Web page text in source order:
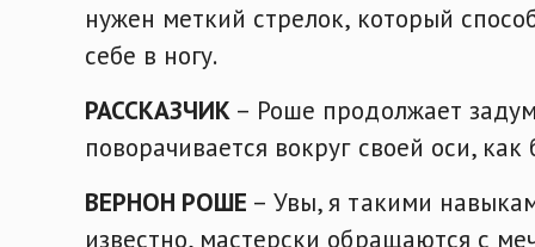
нужен меткий стрелок, который
себе в ногу.
РАССКАЗЧИК – Роше продолжает
поворачивается вокруг своей оси,
ВЕРНОН РОШЕ – Увы, я такими
известно, мастерски обращаются с